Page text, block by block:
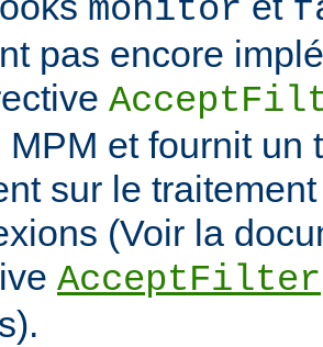
monitor
pas encore
MPM et fournit un
sur le
(Voir la
AcceptFilter